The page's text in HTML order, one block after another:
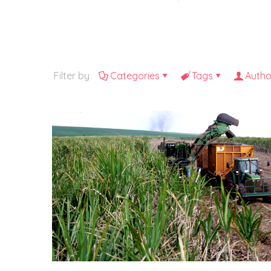
Filter by Categories Tags